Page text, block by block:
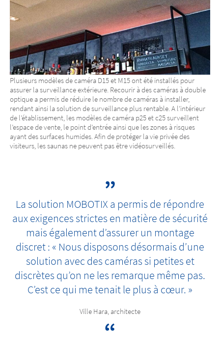
Plusieurs modèles de caméra D15 et M15 ont été installés pour
assurer la surveillance extérieure. Recourir à des caméras à double
optique a permis de réduire le nombre de caméras à installer,
rendant ainsi la solution de surveillance plus rentable. A l’intérieur
de l’établissement, les modèles de caméra p25 et c25 surveillent
l’espace de vente, le point d’entrée ainsi que les zones à risques
ayant des surfaces humides. Afin de protéger la vie privée des
visiteurs, les saunas ne peuvent pas être vidéosurveillés.
La solution MOBOTIX a permis de répondre
aux exigences strictes en matière de sécurité
mais également d’assurer un montage
discret : « Nous disposons désormais d’une
solution avec des caméras si petites et
discrètes qu’on ne les remarque même pas.
C’est ce qui me tenait le plus à cœur. »
Ville Hara, architecte